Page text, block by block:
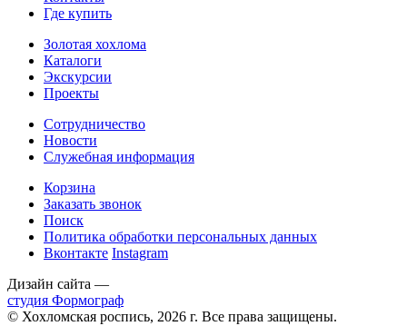
Где купить
Золотая хохлома
Каталоги
Экскурсии
Проекты
Сотрудничество
Новости
Служебная информация
Корзина
Заказать звонок
Поиск
Политика обработки персональных данных
Вконтакте Instagram
Дизайн сайта —
студия Формограф
© Хохломская роспись, 2026 г. Все права защищены.